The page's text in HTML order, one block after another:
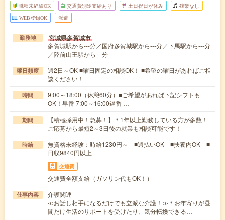
職種未経験OK 交通費別途支給あり 土日祝日が休み 残業なし
WEB登録OK 派遣
勤務地 宮城県多賀城市
多賀城駅から---分／国府多賀城駅から---分／下馬駅から---分
／陸前山王駅から---分
曜日頻度
週2日～OK ■曜日固定の相談OK！ ■希望の曜日があればご相
談ください！
時間
9:00～18:00（休憩60分）■ご希望があれば下記シフトも
OK！早番 7:00～16:00遅番 …
期間
【積極採用中！急募！】＊1年以上勤務している方が多数！
ご応募から最短2～3日後の就業も相談可能です！
時給
無資格未経験：時給1230円～ ■週払いOK ■扶養内OK ■
日収9840円以上
交通費
交通費全額支給（ガソリン代もOK！）
仕事内容
介護関連
≪お話し相手になるだけでも立派な介護！≫＊お年寄りが昼
間だけ生活のサポートを受けたり、気分転換できる…